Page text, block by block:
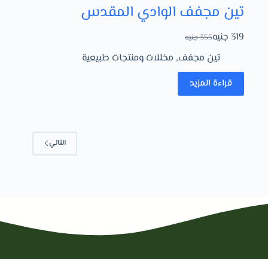
تين مجفف الوادي المقدس
355جنيه 319 جنيه
تين مجفف, مخللات ومنتجات طبيعية
قراءة المزيد
التالي